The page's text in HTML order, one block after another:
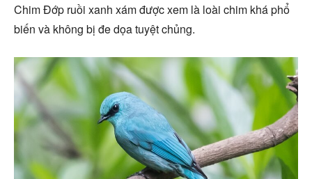
Chim Đớp ruồi xanh xám được xem là loài chim khá phổ
biến và không bị đe dọa tuyệt chủng.